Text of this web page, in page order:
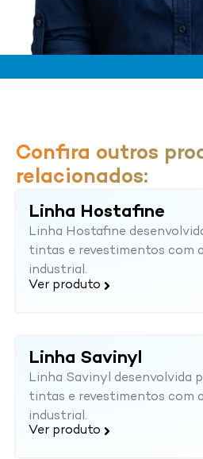
Confira outros
relacionados:
Linha Hostafine
Linha Hostafine
tintas e revestimentos com
industrial.
Ver produto
Linha Savinyl
Linha Savinyl desenvolvida
tintas e revestimentos com
industrial.
Ver produto